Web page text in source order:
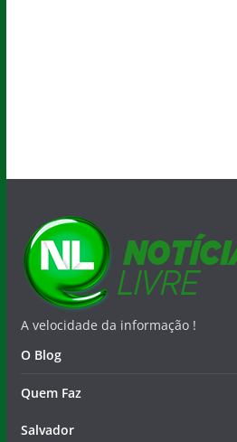
A velocidade da informação !
O Blog
Quem Faz
Salvador